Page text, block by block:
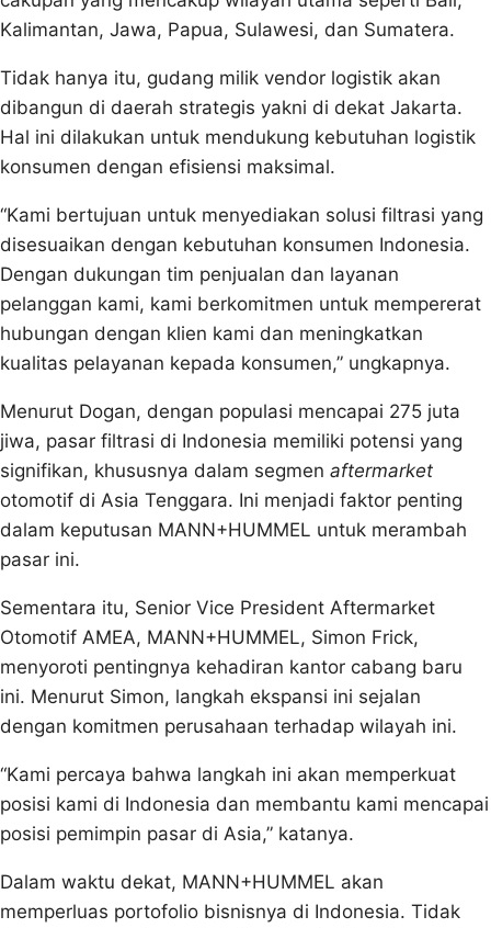
Kalimantan, Jawa, Papua, Sulawesi, dan Sumatera.
Tidak hanya itu, gudang milik vendor logistik akan
dibangun di daerah strategis yakni di dekat Jakarta.
Hal ini dilakukan untuk mendukung kebutuhan logistik
konsumen dengan efisiensi maksimal.
“Kami bertujuan untuk menyediakan solusi filtrasi yang
disesuaikan dengan kebutuhan konsumen Indonesia.
Dengan dukungan tim penjualan dan layanan
pelanggan kami, kami berkomitmen untuk mempererat
hubungan dengan klien kami dan meningkatkan
kualitas pelayanan kepada konsumen,” ungkapnya.
Menurut Dogan, dengan populasi mencapai 275 juta
jiwa, pasar filtrasi di Indonesia memiliki potensi yang
signifikan, khususnya dalam segmen aftermarket
otomotif di Asia Tenggara. Ini menjadi faktor penting
dalam keputusan MANN+HUMMEL untuk merambah
pasar ini.
Sementara itu, Senior Vice President Aftermarket
Otomotif AMEA, MANN+HUMMEL, Simon Frick,
menyoroti pentingnya kehadiran kantor cabang baru
ini. Menurut Simon, langkah ekspansi ini sejalan
dengan komitmen perusahaan terhadap wilayah ini.
“Kami percaya bahwa langkah ini akan memperkuat
posisi kami di Indonesia dan membantu kami mencapai
posisi pemimpin pasar di Asia,” katanya.
Dalam waktu dekat, MANN+HUMMEL akan
memperluas portofolio bisnisnya di Indonesia. Tidak